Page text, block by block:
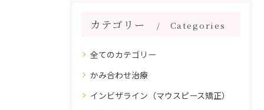
カテゴリー Categories
全てのカテゴリー
かみ合わせ治療
インビザライン（マウスピース矯正）